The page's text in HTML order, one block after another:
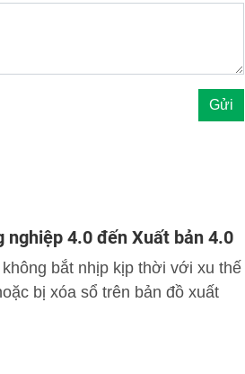
nghiệp 4.0 đến Xuất bản 4.0
bắt nhịp kịp thời với xu thế
bị xóa sổ trên bản đồ xuất